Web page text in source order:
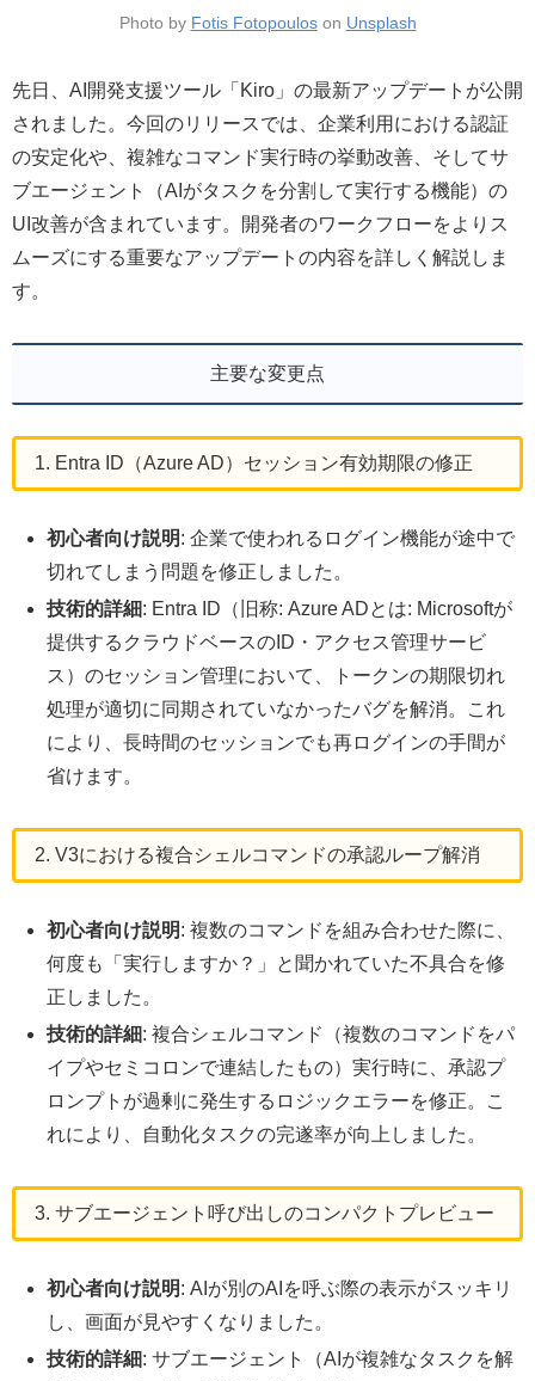
Photo by Fotis Fotopouloson Unsplash
先日、AI開発支援ツール「Kiro」の最新アップデートが公開
されました。今回のリリースでは、企業利用における認証
の安定化や、複雑なコマンド実行時の挙動改善、そしてサ
ブエージェント（AIがタスクを分割して実行する機能）の
UI改善が含まれています。開発者のワークフローをよりス
ムーズにする重要なアップデートの内容を詳しく解説しま
す。
主要な変更点
1. Entra ID（Azure AD）セッション有効期限の修正
初心者向け説明: 企業で使われるログイン機能が途中で
切れてしまう問題を修正しました。
技術的詳細: Entra ID（旧称: Azure ADとは: Microsoftが
提供するクラウドベースのID・アクセス管理サービ
ス）のセッション管理において、トークンの期限切れ
処理が適切に同期されていなかったバグを解消。これ
により、長時間のセッションでも再ログインの手間が
省けます。
2. V3における複合シェルコマンドの承認ループ解消
初心者向け説明: 複数のコマンドを組み合わせた際に、
何度も「実行しますか？」と聞かれていた不具合を修
正しました。
技術的詳細: 複合シェルコマンド（複数のコマンドをパ
イプやセミコロンで連結したもの）実行時に、承認プ
ロンプトが過剰に発生するロジックエラーを修正。こ
れにより、自動化タスクの完遂率が向上しました。
3. サブエージェント呼び出しのコンパクトプレビュー
初心者向け説明: AIが別のAIを呼ぶ際の表示がスッキリ
し、画面が見やすくなりました。
技術的詳細: サブエージェント（AIが複雑なタスクを解